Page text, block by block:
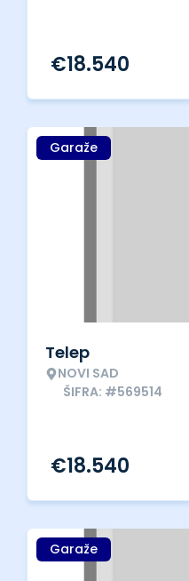
€18.540
Garaže
Telep
NOVI SAD
ŠIFRA: #569514
€18.540
Garaže